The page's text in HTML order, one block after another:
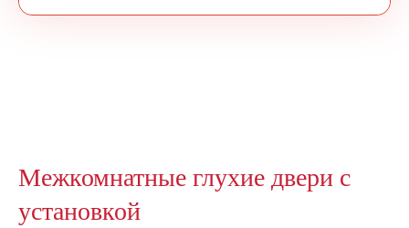
Межкомнатные глухие двери с
установкой